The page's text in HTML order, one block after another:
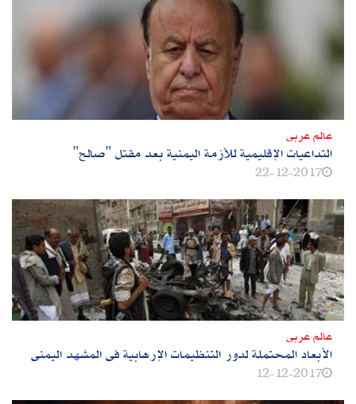
عالم عربى
التداعيات الإقليمية للأزمة اليمنية بعد مقتل "صالح"
22-12-2017
عالم عربى
الأبعاد المحتملة لدور التنظيمات الإرهابية فى المشهد اليمنى
12-12-2017